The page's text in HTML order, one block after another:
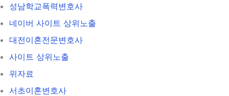
성남학교폭력변호사
네이버 사이트 상위노출
대전이혼전문변호사
사이트 상위노출
위자료
서초이혼변호사